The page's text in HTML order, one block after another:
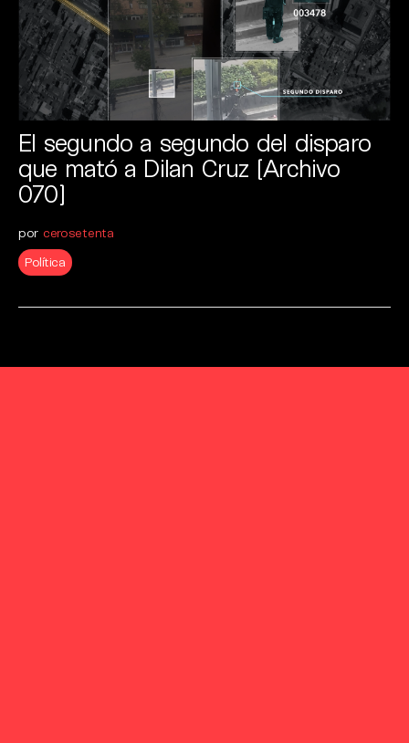
El segundo a segundo del disparo
que mató a Dilan Cruz [Archivo
070]
por cerosetenta
Política